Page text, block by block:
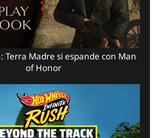
Terra Madre si espande con Man
of Honor